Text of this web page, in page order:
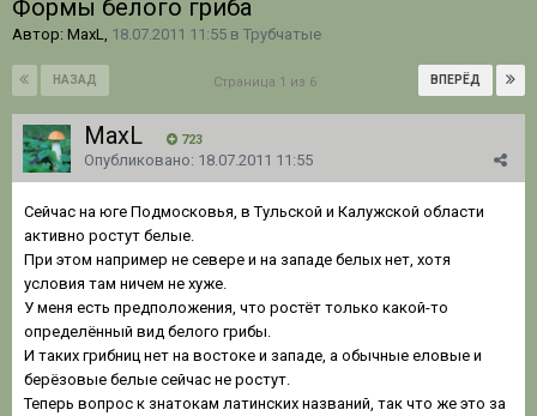
Формы белого гриба
Автор: MaxL, 18.07.2011 11:55 в Трубчатые
НАЗАД ВПЕРЁД
Страница 1 из 6
MaxL 723
Опубликовано: 18.07.2011 11:55
Сейчас на юге Подмосковья, в Тульской и Калужской области
активно ростут белые.
При этом например не севере и на западе белых нет, хотя
условия там ничем не хуже.
У меня есть предположения, что ростёт только какой-то
определённый вид белого грибы.
И таких грибниц нет на востоке и западе, а обычные еловые и
берёзовые белые сейчас не ростут.
Теперь вопрос к знатокам латинских названий, так что же это за